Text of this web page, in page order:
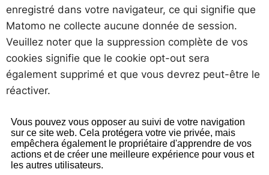
enregistré dans votre navigateur, ce qui signifie que
Matomo ne collecte aucune donnée de session.
Veuillez noter que la suppression complète de vos
cookies signifie que le cookie opt-out sera
également supprimé et que vous devrez peut-être le
réactiver.